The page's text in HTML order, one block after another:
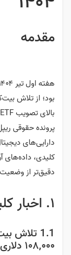
مقدمه
پرونده حقوقی
دارایی‌های
کلیدی، داده‌های
دقیق‌تر از وضعیت
۱. اخبار کلیدی بازار کریپتو
1.1 تلاش
۱۰۸,۰۰۰ دلاری